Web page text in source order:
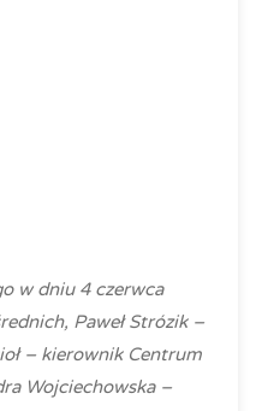
w dniu 4 czerwca
Paweł Strózik –
– kierownik Centrum
Wojciechowska –